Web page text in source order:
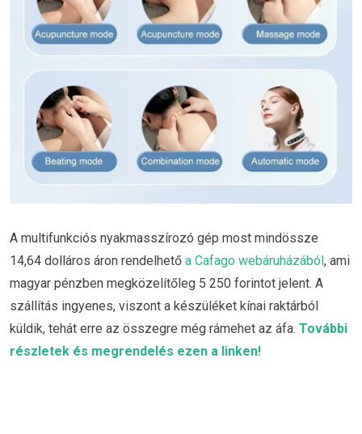
A multifunkciós nyakmasszírozó gép most mindössze
14,64 dolláros áron rendelhető a Cafago webáruházából , ami
magyar pénzben megközelítőleg 5 250 forintot jelent. A
szállítás ingyenes, viszont a készüléket kínai raktárból
küldik, tehát erre az összegre még rámehet az áfa. További
részletek és megrendelés ezen a linken!